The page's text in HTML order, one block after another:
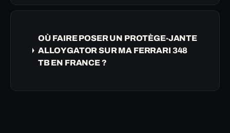
OÙ FAIRE POSER UN PROTÈGE-JANTE
ALLOYGATOR SUR MA FERRARI 348
TB EN FRANCE ?